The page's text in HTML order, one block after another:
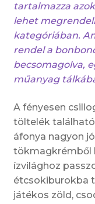
tartalmazza
lehet
kategóriában.
rendel a
becsomagolva,
műanyag
A fényesen
töltelék
áfonya nagyon
tökmagkrémből
ízvilághoz
étcsokiburokba
játékos zöld,